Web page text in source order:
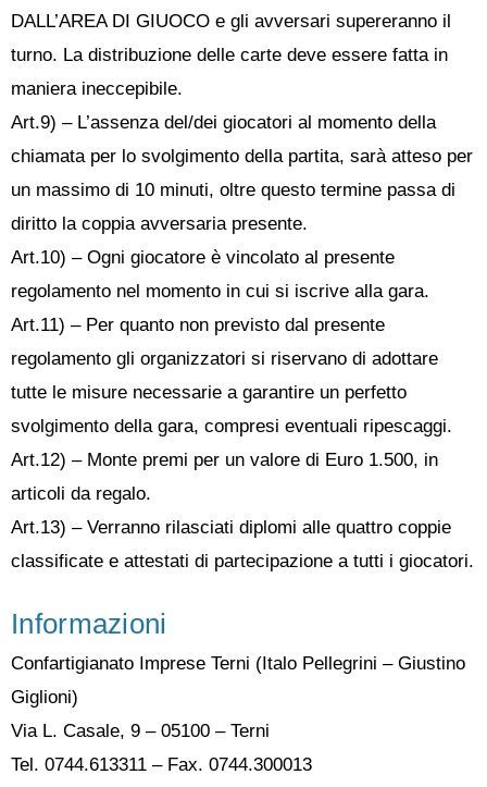
DALL’AREA DI GIUOCO e gli avversari supereranno il
turno. La distribuzione delle carte deve essere fatta in
maniera ineccepibile.
Art.9) – L’assenza del/dei giocatori al momento della
chiamata per lo svolgimento della partita, sarà atteso per
un massimo di 10 minuti, oltre questo termine passa di
diritto la coppia avversaria presente.
Art.10) – Ogni giocatore è vincolato al presente
regolamento nel momento in cui si iscrive alla gara.
Art.11) – Per quanto non previsto dal presente
regolamento gli organizzatori si riservano di adottare
tutte le misure necessarie a garantire un perfetto
svolgimento della gara, compresi eventuali ripescaggi.
Art.12) – Monte premi per un valore di Euro 1.500, in
articoli da regalo.
Art.13) – Verranno rilasciati diplomi alle quattro coppie
classificate e attestati di partecipazione a tutti i giocatori.
Informazioni
Confartigianato Imprese Terni (Italo Pellegrini – Giustino
Giglioni)
Via L. Casale, 9 – 05100 – Terni
Tel. 0744.613311 – Fax. 0744.300013